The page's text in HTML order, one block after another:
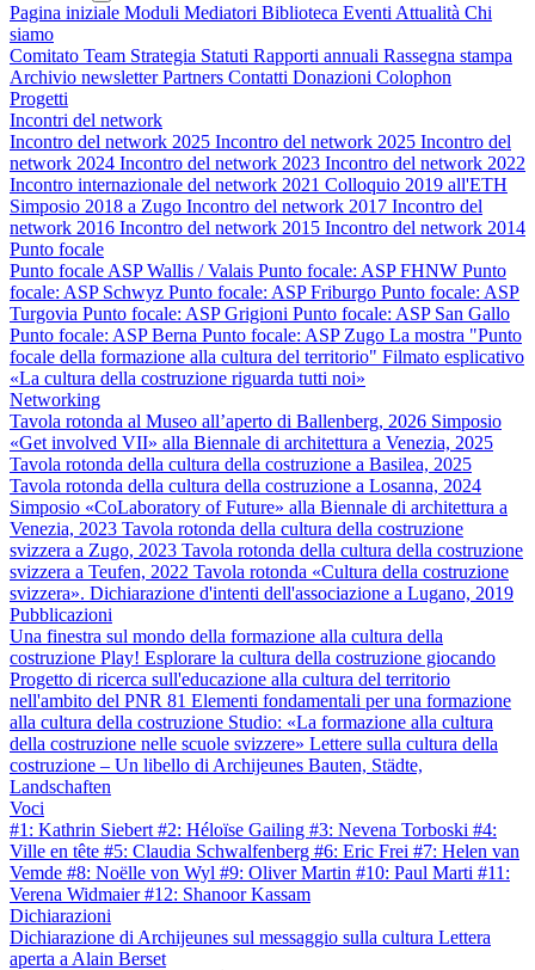
Pagina iniziale Moduli Mediatori Biblioteca Eventi Attualità Chi
siamo
Comitato Team Strategia Statuti Rapporti annuali Rassegna stampa
Archivio newsletterPartners Contatti Donazioni Colophon
Progetti
Incontri del network
Incontro del network 2025 Incontro del network 2025 Incontro del
network 2024 Incontro del network 2023 Incontro del network 2022
Incontro internazionale del network 2021 Colloquio 2019 all'ETH
Simposio 2018 a Zugo Incontro del network 2017 Incontro del
network 2016 Incontro del network 2015 Incontro del network 2014
Punto focale
Punto focale ASP Wallis / Valais Punto focale: ASP FHNW Punto
focale: ASP Schwyz Punto focale: ASP Friburgo Punto focale: ASP
Turgovia Punto focale: ASP Grigioni Punto focale: ASP San Gallo
Punto focale: ASP Berna Punto focale: ASP Zugo La mostra "Punto
focale della formazione alla cultura del territorio" Filmato esplicativo
«La cultura della costruzione riguarda tutti noi»
Networking
Tavola rotonda al Museo all’aperto di Ballenberg, 2026 Simposio
«Get involved VII» alla Biennale di architettura a Venezia, 2025
Tavola rotonda della cultura della costruzione a Basilea, 2025
Tavola rotonda della cultura della costruzione a Losanna, 2024
Simposio «CoLaboratory of Future» alla Biennale di architettura a
Venezia, 2023 Tavola rotonda della cultura della costruzione
svizzera a Zugo, 2023 Tavola rotonda della cultura della costruzione
svizzera a Teufen, 2022 Tavola rotonda «Cultura della costruzione
svizzera». Dichiarazione d'intenti dell'associazione a Lugano, 2019
Pubblicazioni
Una finestra sul mondo della formazione alla cultura della
costruzione Play! Esplorare la cultura della costruzione giocando
Progetto di ricerca sull'educazione alla cultura del territorio
nell'ambito del PNR 81 Elementi fondamentali per una formazione
alla cultura della costruzione Studio: «La formazione alla cultura
della costruzione nelle scuole svizzere» Lettere sulla cultura della
costruzione – Un libello di Archijeunes Bauten, Städte,
Landschaften
Voci
#1: Kathrin Siebert #2: Héloïse Gailing #3: Nevena Torboski #4:
Ville en tête #5: Claudia Schwalfenberg #6: Eric Frei #7: Helen van
Vemde #8: Noëlle von Wyl #9: Oliver Martin #10: Paul Marti #11:
Verena Widmaier#12: Shanoor Kassam
Dichiarazioni
Dichiarazione di Archijeunes sul messaggio sulla cultura Lettera
aperta a Alain Berset